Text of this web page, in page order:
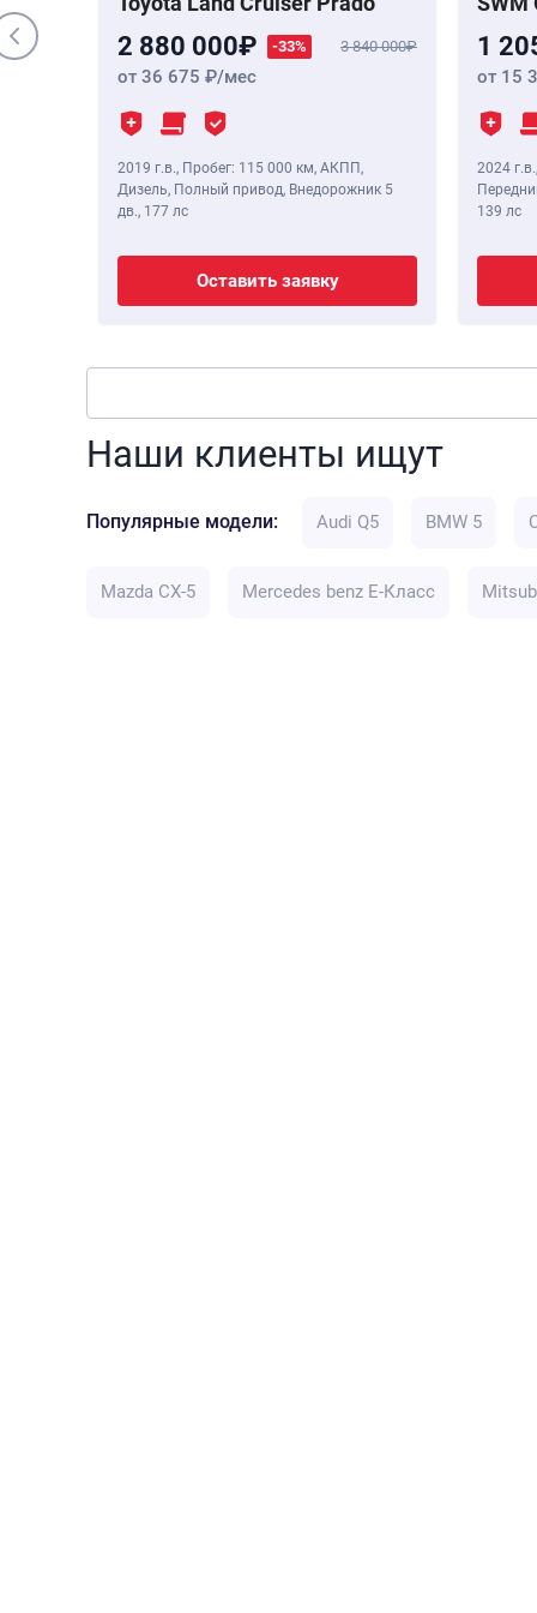
2 880 000 -33% 3 840 000
от 36 675 /мес
2019 г.в., Пробег: 115 000 км, АКПП,
Дизель, Полный привод, Внедорожник 5
дв., 177 лс
Оставить заявку
1
от 15
2024 г.в.
139 лс
Наши клиенты ищут
Популярные модели: Audi Q5 BMW 5
Mazda CX-5 Mercedes benz E-Класс